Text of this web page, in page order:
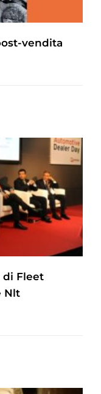
vendita
di Fleet
Nlt